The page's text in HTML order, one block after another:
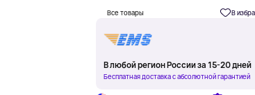
Все товары В
В любой регион России за 15-20 дней
Бесплатная доставка с абсолютной гарантией